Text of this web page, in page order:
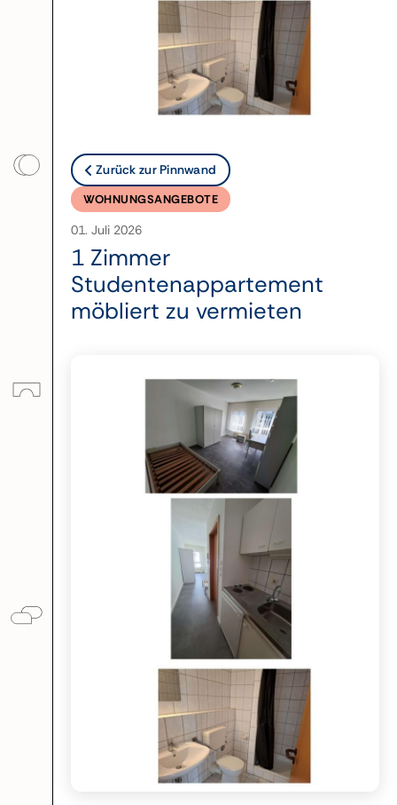
Zurück zur Pinnwand
WOHNUNGSANGEBOTE
01. Juli 2026
1 Zimmer
Studentenappartement
möbliert zu vermieten